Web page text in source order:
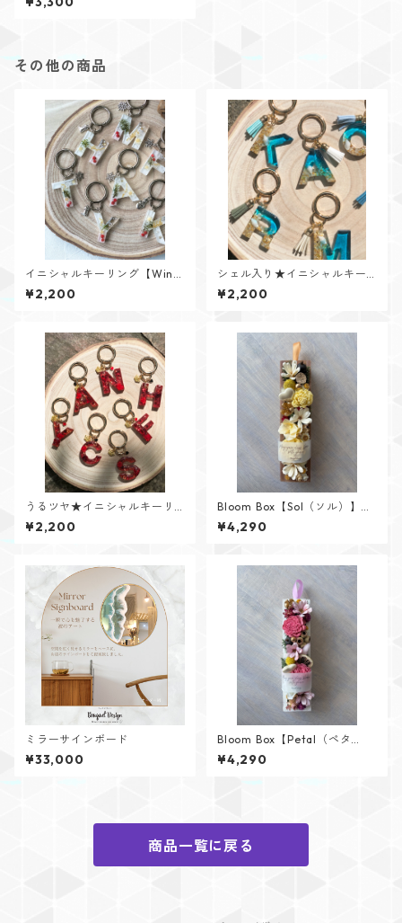
クピンク小
その他の商品
イニシャルキーリング【Wint
er Memoryシリーズ】
¥2,200
シェル入り★イニシャルキー
リング【Cristal Oceanシリー
ズ】
¥2,200
うるツヤ★イニシャルキーリ
ング【Glitter Heartシリー
ズ】
¥2,200
Bloom Box【Sol（ソル）】メ
ッセージカード付けられます✨
¥4,290
ミラーサインボード
¥33,000
Bloom Box【Petal（ペタ
ル）】メッセージカード付け
られます✨
¥4,290
商品一覧に戻る